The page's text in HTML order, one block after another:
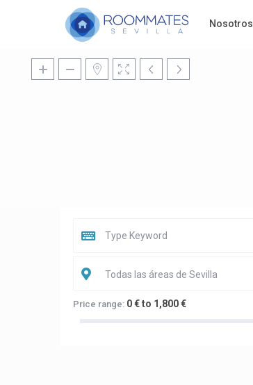
Nosotros
Todas las áreas de Sevilla
Price range: 0 € to 1,800 €